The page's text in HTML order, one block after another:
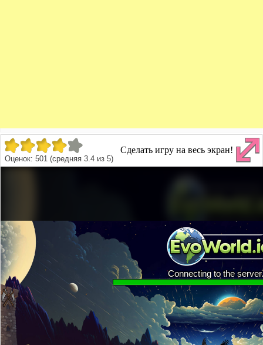
Оценок: 501 (средняя 3.4 из 5)
Сделать игру на весь экран!